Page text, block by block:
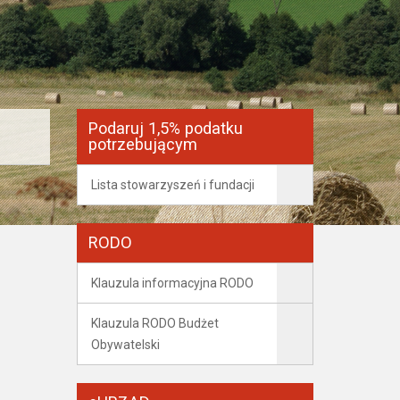
Podaruj 1,5% podatku
potrzebującym
Lista stowarzyszeń i fundacji
RODO
Klauzula informacyjna RODO
Klauzula RODO Budżet
Obywatelski